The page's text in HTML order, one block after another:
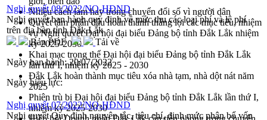
Nhiều cách làm hay trong chuyển đổi số vì người dân
Quyết tâm phấn đấu hoàn thành thắng lợi các mục tiêu, nhiệm
vụ Nghị quyết Đại hội đại biểu Đảng bộ tỉnh Đắk Lắk nhiệm
kỳ 2025-2030
Khai mạc trọng thể Đại hội đại biểu Đảng bộ tỉnh Đắk Lắk
lần thứ I, nhiệm kỳ 2025 - 2030
Đắk Lắk hoàn thành mục tiêu xóa nhà tạm, nhà dột nát năm
2025
Phiên trù bị Đại hội đại biểu Đảng bộ tỉnh Đắk Lắk lần thứ I,
nhiệm kỳ 2025-2030
Nghị quyết 08/2022/NQ-HĐND
Nghị quyết ban hành quy định về mức thu các loại phí và lệ phí
trên địa bàn tỉnh Đắk Lắk
Bản PDF
Tải về
Ngày ban hành:20/07/2022
Ngày hiệu lực:
Nghị quyết 07/2022/NQ-HĐND
Nghị quyết Quy định nguyên tắc, tiêu chí, định mức phân bổ vốn